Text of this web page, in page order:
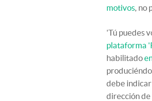
motivos, no
'Tú puedes
plataforma
habilitado
debe indicar
dirección de